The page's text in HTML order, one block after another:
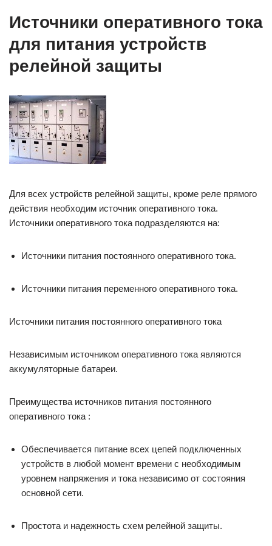
Источники оперативного тока
для питания устройств
релейной защиты
Для всех устройств релейной защиты, кроме реле прямого
действия необходим источник оперативного тока.
Источники оперативного тока подразделяются на:
Источники питания постоянного оперативного тока.
Источники питания переменного оперативного тока.
Источники питания постоянного оперативного тока
Независимым источником оперативного тока являются
аккумуляторные батареи.
Преимущества источников питания постоянного
оперативного тока :
Обеспечивается питание всех цепей подключенных
устройств в любой момент времени с необходимым
уровнем напряжения и тока независимо от состояния
основной сети.
Простота и надежность схем релейной защиты.